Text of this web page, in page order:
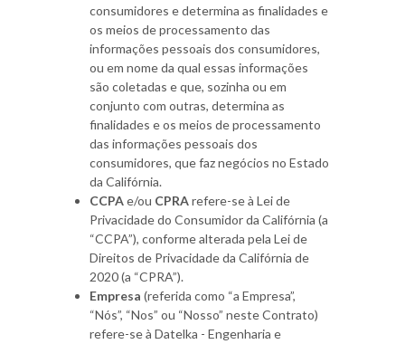
consumidores e determina as finalidades e
os meios de processamento das
informações pessoais dos consumidores,
ou em nome da qual essas informações
são coletadas e que, sozinha ou em
conjunto com outras, determina as
finalidades e os meios de processamento
das informações pessoais dos
consumidores, que faz negócios no Estado
da Califórnia.
CCPAe/ou CPRArefere-se à Lei de
Privacidade do Consumidor da Califórnia (a
“CCPA”), conforme alterada pela Lei de
Direitos de Privacidade da Califórnia de
2020 (a “CPRA”).
Empresa (referida como “a Empresa”,
“Nós”, “Nos” ou “Nosso” neste Contrato)
refere-se à Datelka - Engenharia e